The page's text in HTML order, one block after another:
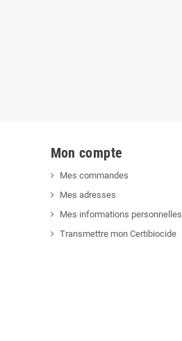
Mon compte
Mes commandes
Mes adresses
Mes informations personnelles
Transmettre mon Certibiocide